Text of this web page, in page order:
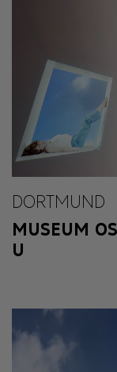
DORTMUND
MUSEUM
U